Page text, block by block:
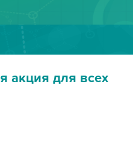
акция для всех